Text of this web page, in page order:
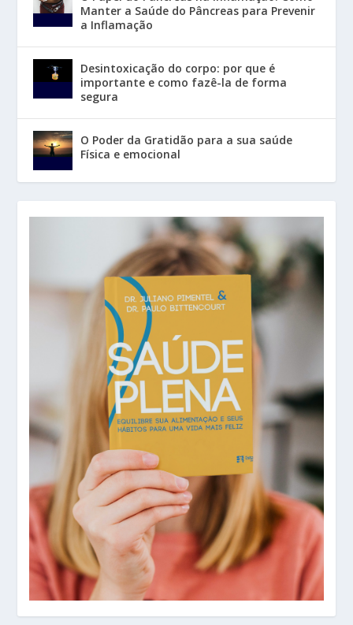
Manter a Saúde do Pâncreas para Prevenir
a Inflamação
Desintoxicação do corpo: por que é
importante e como fazê-la de forma
segura
O Poder da Gratidão para a sua saúde
Física e emocional